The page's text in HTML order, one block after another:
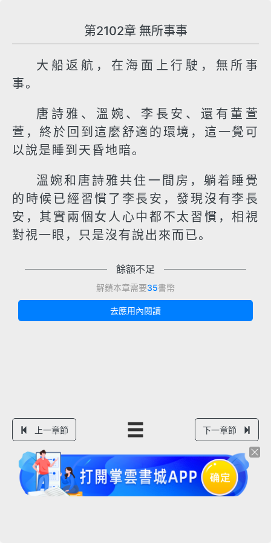
第2102章 無所事事
大船返航，在海面上行駛，無所事
事。
唐詩雅、溫婉、李長安、還有董萱
萱，終於回到這麼舒適的環境，這一覺可
以說是睡到天昏地暗。
溫婉和唐詩雅共住一間房，躺着睡覺
的時候已經習慣了李長安，發現沒有李長
安，其實兩個女人心中都不太習慣，相視
對視一眼，只是沒有說出來而已。
餘額不足
解鎖本章需要35書幣
去應用內閱讀
上一章節 下一章節